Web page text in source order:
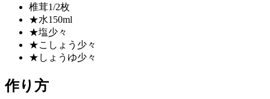
椎茸1/2枚
★水150ml
★塩少々
★こしょう 少々
★しょうゆ少々
作り方